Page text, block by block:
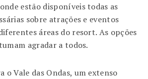
estão disponíveis todas as
sobre atrações e eventos
áreas do resort. As opções
agradar a todos.
o Vale das Ondas, um extenso